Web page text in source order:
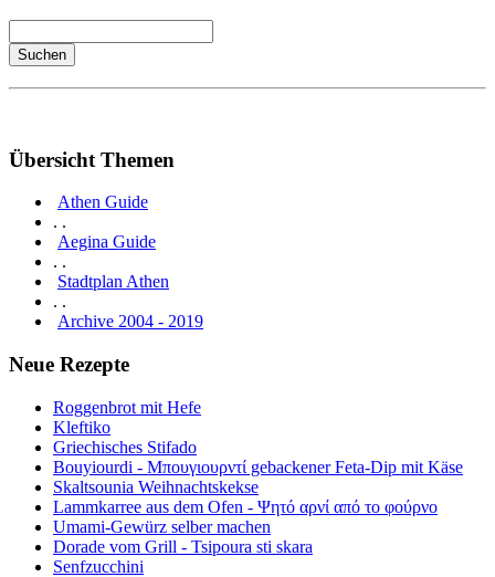
Übersicht Themen
Athen Guide
. .
Aegina Guide
. .
Stadtplan Athen
. .
Archive 2004 - 2019
Neue Rezepte
Roggenbrot mit Hefe
Kleftiko
Griechisches Stifado
Bouyiourdi - Μπουγιουρντί gebackener Feta-Dip mit Käse
Skaltsounia Weihnachtskekse
Lammkarree aus dem Ofen - Ψητό αρνί από το φούρνο
Umami-Gewürz selber machen
Dorade vom Grill - Tsipoura sti skara
Senfzucchini